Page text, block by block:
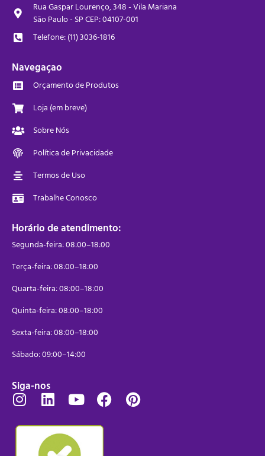
Rua Gaspar Lourenço, 348 - Vila Mariana
São Paulo - SP CEP: 04107-001
Telefone: (11) 3036-1816
Navegaçao
Orçamento de Produtos
Loja (em breve)
Sobre Nós
Política de Privacidade
Termos de Uso
Trabalhe Conosco
Horário de atendimento:
Segunda-feira: 08:00–18:00
Terça-feira: 08:00–18:00
Quarta-feira: 08:00–18:00
Quinta-feira: 08:00–18:00
Sexta-feira: 08:00–18:00
Sábado: 09:00–14:00
Siga-nos